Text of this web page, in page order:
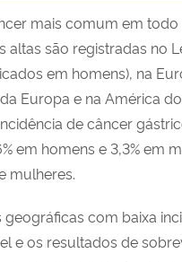
mais comum em
são registradas no
em homens), na
Europa e na América
de câncer
em homens e 3,3% em
mulheres.
geográficas com baixa
e os resultados de